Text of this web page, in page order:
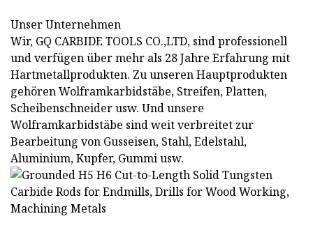
Unser Unternehmen
Wir, GQ CARBIDE TOOLS CO.,LTD, sind professionell
und verfügen über mehr als 28 Jahre Erfahrung mit
Hartmetallprodukten. Zu unseren Hauptprodukten
gehören Wolframkarbidstäbe, Streifen, Platten,
Scheibenschneider usw. Und unsere
Wolframkarbidstäbe sind weit verbreitet zur
Bearbeitung von Gusseisen, Stahl, Edelstahl,
Aluminium, Kupfer, Gummi usw.